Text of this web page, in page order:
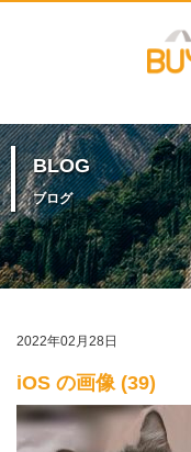
BLOG
ブログ
2022年02月28日
iOS の画像 (39)